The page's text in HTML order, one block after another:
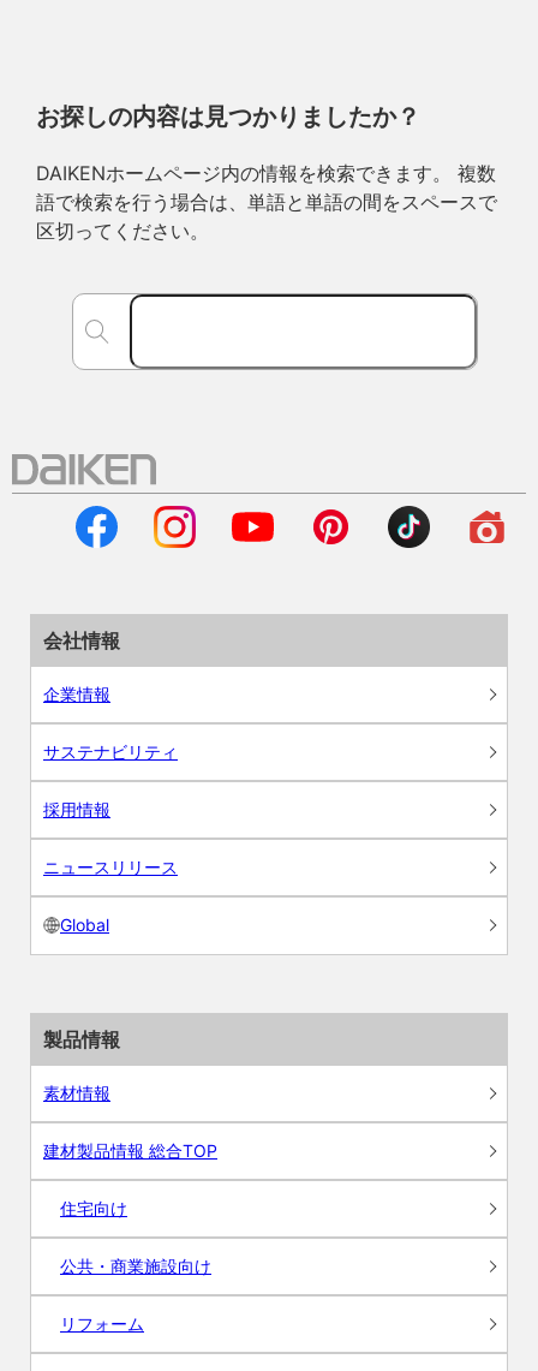
お探しの内容は見つかりましたか？
DAIKENホームページ内の情報を検索できます。 複数
語で検索を行う場合は、単語と単語の間をスペースで
区切ってください。
会社情報
企業情報
サステナビリティ
採用情報
ニュースリリース
Global
製品情報
素材情報
建材製品情報 総合TOP
住宅向け
公共・商業施設向け
リフォーム